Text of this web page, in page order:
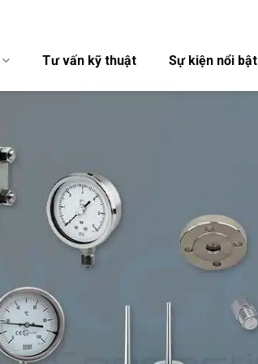
Tư vấn kỹ thuật Sự kiện nổi bật